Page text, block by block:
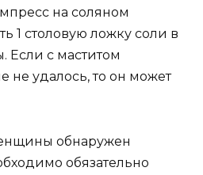
на соляном
1 столовую ложку соли в
Если с маститом
не удалось, то он может
обнаружен
обязательно